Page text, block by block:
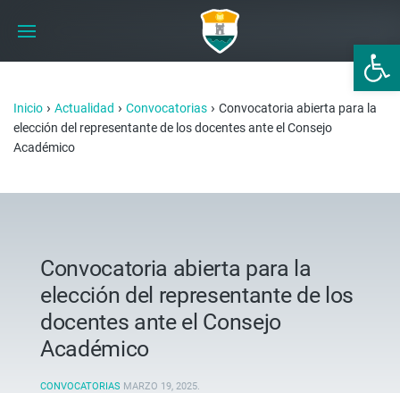
Abrir
Inicio › Actualidad › Convocatorias › Convocatoria abierta para la
elección del representante de los docentes ante el Consejo
Académico
Convocatoria abierta para la
elección del representante de los
docentes ante el Consejo
Académico
CONVOCATORIAS MARZO 19, 2025.